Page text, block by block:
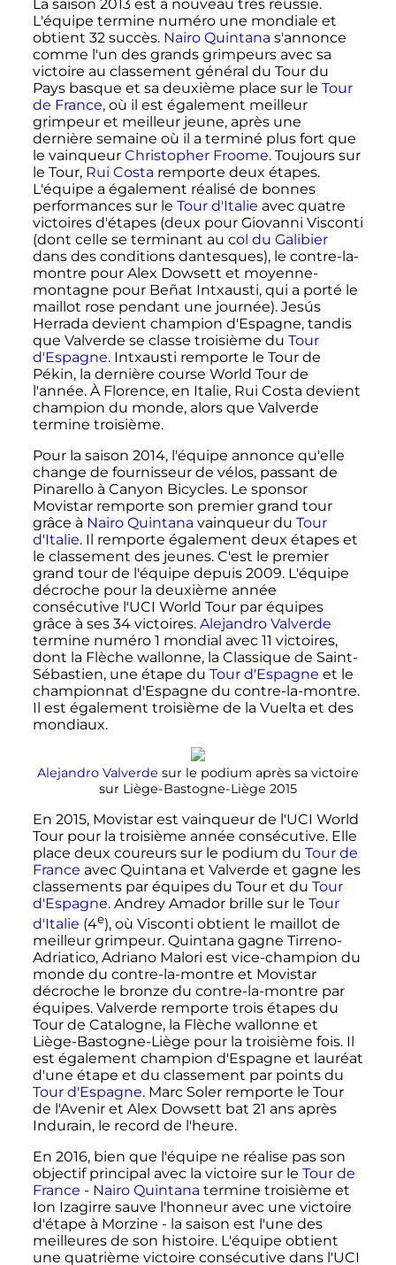
La saison 2013 est à nouveau très réussie.
L'équipe termine numéro une mondiale et
obtient 32 succès. Nairo Quintana s'annonce
comme l'un des grands grimpeurs avec sa
victoire au classement général du Tour du
Pays basque et sa deuxième place sur le Tour
de France, où il est également meilleur
grimpeur et meilleur jeune, après une
dernière semaine où il a terminé plus fort que
le vainqueur Christopher Froome. Toujours sur
le Tour, Rui Costa remporte deux étapes.
L'équipe a également réalisé de bonnes
performances sur le Tour d'Italie avec quatre
victoires d'étapes (deux pour Giovanni Visconti
(dont celle se terminant au col du Galibier
dans des conditions dantesques), le contre-la-
montre pour Alex Dowsett et moyenne-
montagne pour Beñat Intxausti, qui a porté le
maillot rose pendant une journée). Jesús
Herrada devient champion d'Espagne, tandis
que Valverde se classe troisième du Tour
d'Espagne. Intxausti remporte le Tour de
Pékin, la dernière course World Tour de
l'année. À Florence, en Italie, Rui Costa devient
champion du monde, alors que Valverde
termine troisième.
Pour la saison 2014, l'équipe annonce qu'elle
change de fournisseur de vélos, passant de
Pinarello à Canyon Bicycles. Le sponsor
Movistar remporte son premier grand tour
grâce à Nairo Quintana vainqueur du Tour
d'Italie. Il remporte également deux étapes et
le classement des jeunes. C'est le premier
grand tour de l'équipe depuis 2009. L'équipe
décroche pour la deuxième année
consécutive l'UCI World Tour par équipes
grâce à ses 34 victoires. Alejandro Valverde
termine numéro 1 mondial avec 11 victoires,
dont la Flèche wallonne, la Classique de Saint-
Sébastien, une étape du Tour d'Espagne et le
championnat d'Espagne du contre-la-montre.
Il est également troisième de la Vuelta et des
mondiaux.
Alejandro Valverde sur le podium après sa victoire
sur Liège-Bastogne-Liège 2015
En 2015, Movistar est vainqueur de l'UCI World
Tour pour la troisième année consécutive. Elle
place deux coureurs sur le podium du Tour de
France avec Quintana et Valverde et gagne les
classements par équipes du Tour et du Tour
d'Espagne. Andrey Amador brille sur le Tour
d'Italie (4e), où Visconti obtient le maillot de
meilleur grimpeur. Quintana gagne Tirreno-
Adriatico, Adriano Malori est vice-champion du
monde du contre-la-montre et Movistar
décroche le bronze du contre-la-montre par
équipes. Valverde remporte trois étapes du
Tour de Catalogne, la Flèche wallonne et
Liège-Bastogne-Liège pour la troisième fois. Il
est également champion d'Espagne et lauréat
d'une étape et du classement par points du
Tour d'Espagne. Marc Soler remporte le Tour
de l'Avenir et Alex Dowsett bat 21 ansaprès
Indurain, le record de l'heure.
En 2016, bien que l'équipe ne réalise pas son
objectif principal avec la victoire sur le Tour de
France - Nairo Quintana termine troisième et
Ion Izagirre sauve l'honneur avec une victoire
d'étape à Morzine - la saison est l'une des
meilleures de son histoire. L'équipe obtient
une quatrième victoire consécutive dans l'UCI